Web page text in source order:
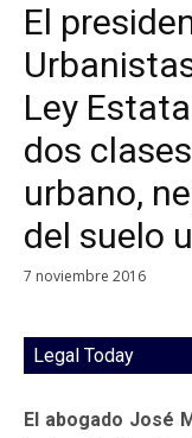
El
Ley
dos
urbano,
del suelo
7 noviembre 2016
Legal Today
El abogado José